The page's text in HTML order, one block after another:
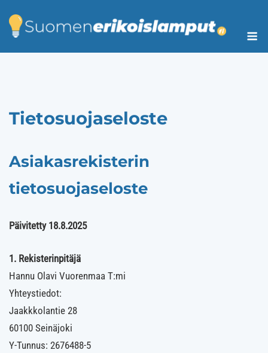
content
Tietosuojaseloste
Asiakasrekisterin
tietosuojaseloste
Päivitetty 18.8.2025
1. Rekisterinpitäjä
Hannu Olavi Vuorenmaa T:mi
Yhteystiedot:
Jaakkkolantie 28
60100 Seinäjoki
Y-Tunnus: 2676488-5